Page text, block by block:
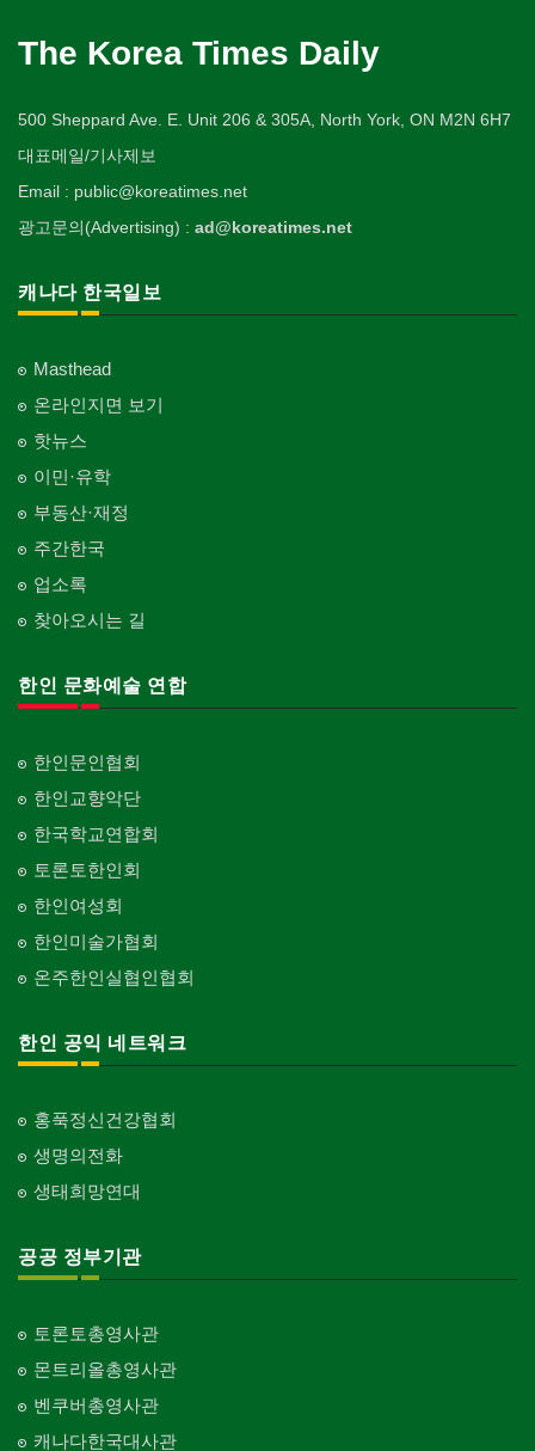
The Korea Times Daily
500 Sheppard Ave. E. Unit 206 & 305A, North York, ON M2N 6H7
대표메일/기사제보
Email : public@koreatimes.net
광고문의(Advertising) : ad@koreatimes.net
캐나다 한국일보
Masthead
온라인지면 보기
핫뉴스
이민·유학
부동산·재정
주간한국
업소록
찾아오시는 길
한인 문화예술 연합
한인문인협회
한인교향악단
한국학교연합회
토론토한인회
한인여성회
한인미술가협회
온주한인실협인협회
한인 공익 네트워크
홍푹정신건강협회
생명의전화
생태희망연대
공공 정부기관
토론토총영사관
몬트리올총영사관
벤쿠버총영사관
캐나다한국대사관